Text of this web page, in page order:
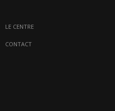
LE CENTRE
CONTACT